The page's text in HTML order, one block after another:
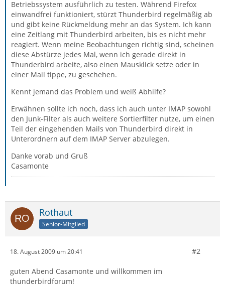
Betriebssystem ausführlich zu testen. Während Firefox
einwandfrei funktioniert, stürzt Thunderbird regelmäßig ab
und gibt keine Rückmeldung mehr an das System. Ich kann
eine Zeitlang mit Thunderbird arbeiten, bis es nicht mehr
reagiert. Wenn meine Beobachtungen richtig sind, scheinen
diese Abstürze jedes Mal, wenn ich gerade direkt in
Thunderbird arbeite, also einen Mausklick setze oder in
einer Mail tippe, zu geschehen.
Kennt jemand das Problem und weiß Abhilfe?
Erwähnen sollte ich noch, dass ich auch unter IMAP sowohl
den Junk-Filter als auch weitere Sortierfilter nutze, um einen
Teil der eingehenden Mails von Thunderbird direkt in
Unterordnern auf dem IMAP Server abzulegen.
Danke vorab und Gruß
Casamonte
Rothaut
Senior-Mitglied
18. August 2009 um 20:41 #2
guten Abend Casamonte und willkommen im
thunderbirdforum!